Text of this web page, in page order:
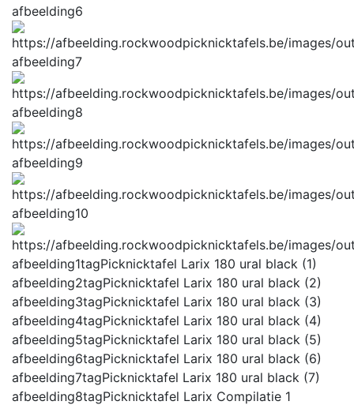
afbeelding6
afbeelding7
afbeelding8
afbeelding9
afbeelding10
afbeelding1tagPicknicktafel Larix 180 ural black (1)
afbeelding2tagPicknicktafel Larix 180 ural black (2)
afbeelding3tagPicknicktafel Larix 180 ural black (3)
afbeelding4tagPicknicktafel Larix 180 ural black (4)
afbeelding5tagPicknicktafel Larix 180 ural black (5)
afbeelding6tagPicknicktafel Larix 180 ural black (6)
afbeelding7tagPicknicktafel Larix 180 ural black (7)
afbeelding8tagPicknicktafel Larix Compilatie 1